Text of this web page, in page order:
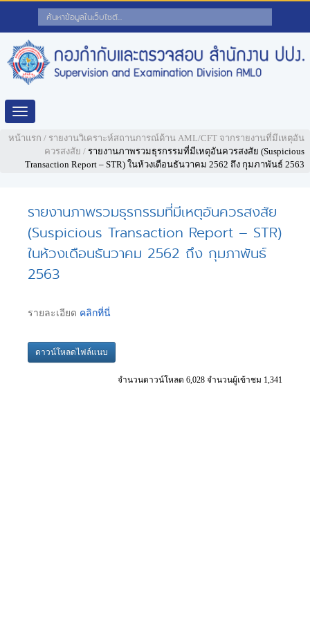
Toggle
navigation
หน้าแรก / รายงานวิเคราะห์สถานการณ์ด้าน AML/CFT จากรายงานที่มีเหตุอัน
ควรสงสัย / รายงานภาพรวมธุรกรรมที่มีเหตุอันควรสงสัย (Suspicious
Transaction Report – STR) ในห้วงเดือนธันวาคม 2562 ถึง กุมภาพันธ์ 2563
รายงานภาพรวมธุรกรรมที่มีเหตุอันควรสงสัย
(Suspicious Transaction Report – STR)
ในห้วงเดือนธันวาคม 2562 ถึง กุมภาพันธ์
2563
รายละเอียด คลิกที่นี่
ดาวน์โหลดไฟล์แนบ
จำนวนดาวน์โหลด 6,028 จำนวนผู้เข้าชม 1,341